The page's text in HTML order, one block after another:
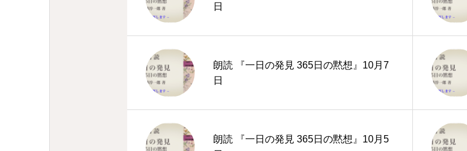
日
朗読 『一日の発見 365日の黙想』10月7
日
朗読 『一日の発見 365日の黙想』10月5